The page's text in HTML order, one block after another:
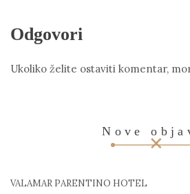
Odgovori
Ukoliko želite ostaviti komentar,
Nove
VALAMAR PARENTINO HOTEL